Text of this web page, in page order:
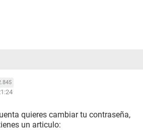
quieres cambiar tu contraseña,
un articulo: